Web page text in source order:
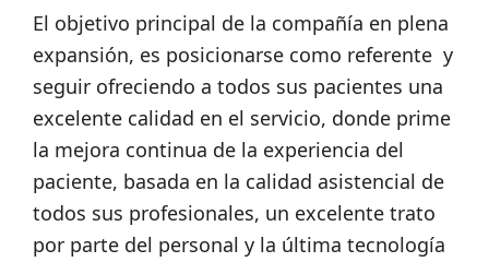
El objetivo principal de la compañía en plena
expansión, es posicionarse como referente y
seguir ofreciendo a todos sus pacientes una
excelente calidad en el servicio, donde prime
la mejora continua de la experiencia del
paciente, basada en la calidad asistencial de
todos sus profesionales, un excelente trato
por parte del personal y la última tecnología